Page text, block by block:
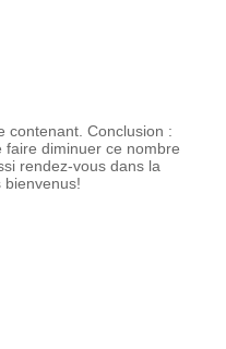
contenant. Conclusion :
diminuer ce nombre
rendez-vous dans la